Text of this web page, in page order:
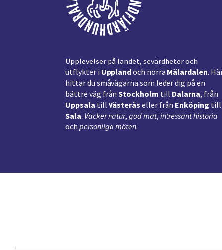
Upplevelser på landet, sevärdheter och
utflykter i Upplandoch norra Mälardalen.
hittar du småvägarna som leder dig på en
bättre väg från Stockholm till Dalarna, från
Uppsala till Västerås eller från Enköping till
Sala. Vacker natur, god mat, intressant historia
och personliga möten.